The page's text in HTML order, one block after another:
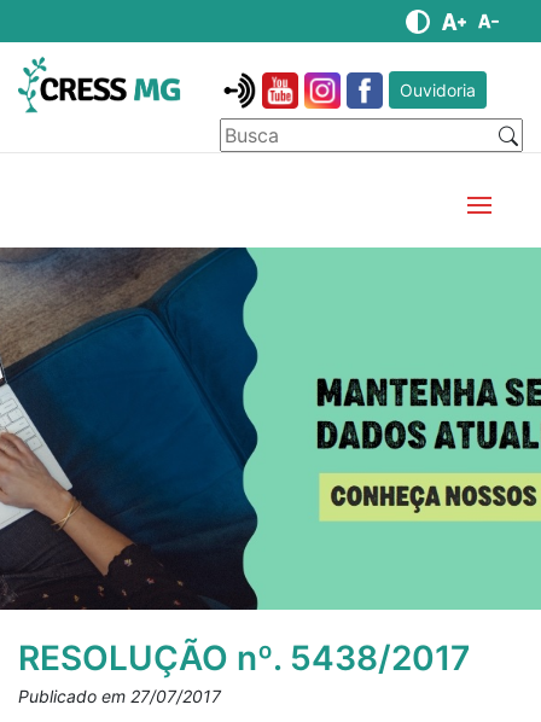
Ouvidoria
RESOLUÇÃO nº. 5438/2017
Publicado em 27/07/2017